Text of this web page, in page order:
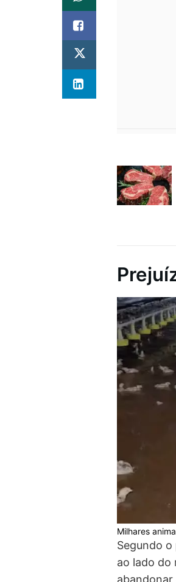
Milhares
Segundo
ao lado do